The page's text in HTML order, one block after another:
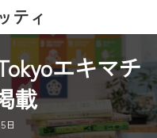
ティ
エキマチ
載
日